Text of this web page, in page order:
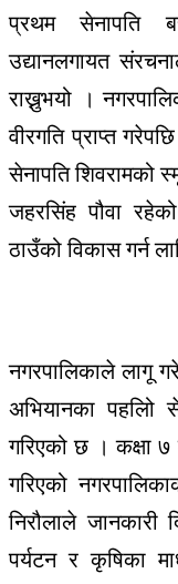
प्रथम सेनापति
उद्यानलगायत
राख्नुभयो ।
वीरगति प्राप्त
सेनापति शिवरामको
जहरसिंह पौवा
ठाउँको विकास गर्न
नगरपालिकाले लागू
अभियानका पहलिो
गरिएको छ । कक्षा ७
गरिएको
निरौलाले जानकारी
पर्यटन र कृषिका